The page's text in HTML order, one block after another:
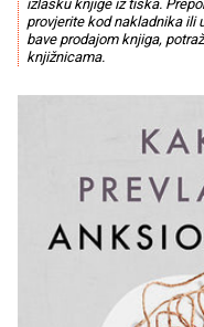
izlasku knjige iz tiska.
provjerite kod nakladnika ili
bave prodajom knjiga,
knjižnicama.